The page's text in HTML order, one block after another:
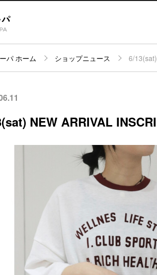
パーキング
施設案内
パ ホーム ショップニュース 6/
NEW ARRIVAL